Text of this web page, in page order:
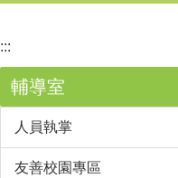
:::
輔導室
人員執掌
友善校園專區